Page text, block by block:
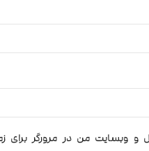
و وبسایت من در مرورگر برای